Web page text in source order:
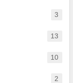
3
13
10
2